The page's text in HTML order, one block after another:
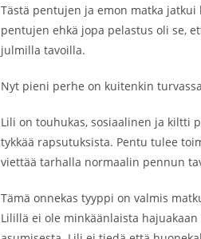
Tästä pentujen ja emon matka
pentujen ehkä jopa pelastus oli se,
julmilla tavoilla.
Nyt pieni perhe on kuitenkin
Lili on touhukas, sosiaalinen ja kiltti
tykkää rapsutuksista. Pentu tulee
viettää tarhalla normaalin pennun
Tämä onnekas tyyppi on valmis
Lilillä ei ole minkäänlaista